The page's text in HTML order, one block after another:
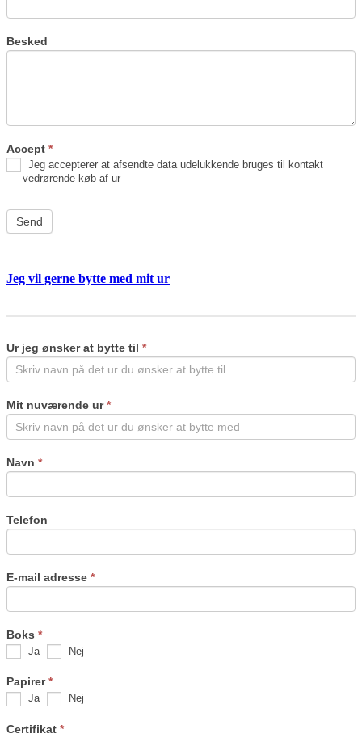
Besked
Accept *
Jeg accepterer at afsendte data udelukkende bruges til kontakt
vedrørende køb af ur
Send
Jeg vil gerne bytte med mit ur
Ur jeg ønsker at bytte til *
Mit nuværende ur*
Navn *
Telefon
E-mail adresse *
Boks *
Ja Nej
Papirer*
Ja Nej
Certifikat *
human,
leave
this
blank.